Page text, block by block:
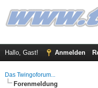
Hallo, Gast! Anmelden
Das Twingoforum...
Forenmeldung